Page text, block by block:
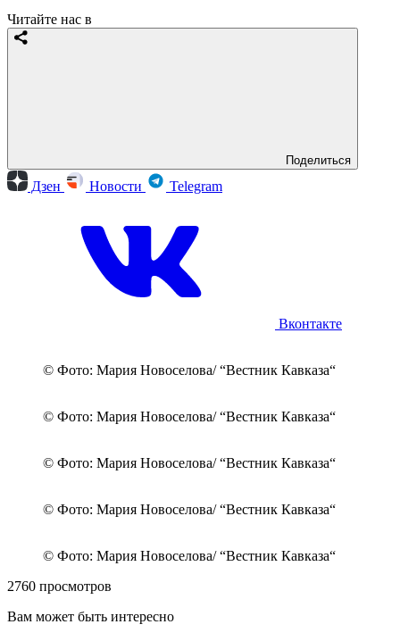
© Фото: Мария Новоселова/ "Вестник Кавказа"
случае. Мы выступали в Большом зале
вдруг чувствую на плече руку и шепот сзади:
дирижер волнуется. Она не может начать. Нам
внезапная улыбка: "Все, я готова. Пошли". Вот так
руководила оркестром, дисциплина была